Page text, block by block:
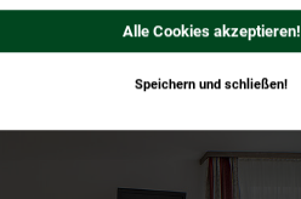
Speichern und schließen!
Alle Cookies akzeptieren!